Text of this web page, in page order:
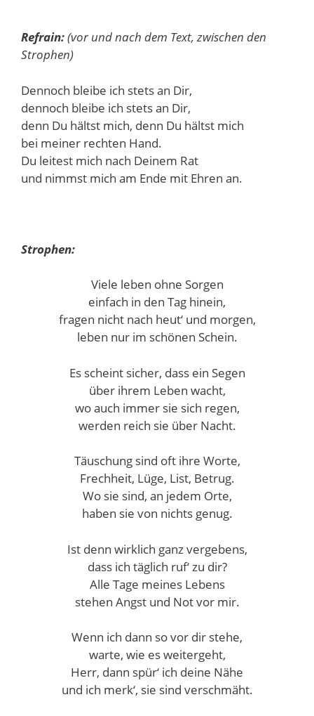
Refrain:(vor und nach dem Text, zwischen den
Strophen)
Dennoch bleibe ich stets an Dir,
dennoch bleibe ich stets an Dir,
denn Du hältst mich, denn Du hältst mich
bei meiner rechten Hand.
Du leitest mich nach Deinem Rat
und nimmst mich am Ende mit Ehren an.
Strophen:
Viele leben ohne Sorgen
einfach in den Tag hinein,
fragen nicht nach heut‘ und morgen,
leben nur im schönen Schein.
Es scheint sicher, dass ein Segen
über ihrem Leben wacht,
wo auch immer sie sich regen,
werden reich sie über Nacht.
Täuschung sind oft ihre Worte,
Frechheit, Lüge, List, Betrug.
Wo sie sind, an jedem Orte,
haben sie von nichts genug.
Ist denn wirklich ganz vergebens,
dass ich täglich ruf‘ zu dir?
Alle Tage meines Lebens
stehen Angst und Not vor mir.
Wenn ich dann so vor dir stehe,
warte, wie es weitergeht,
Herr, dann spür‘ ich deine Nähe
und ich merk‘, sie sind verschmäht.